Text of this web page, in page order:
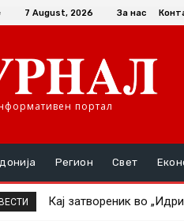
7 August, 2026 За нас
портал
Регион Свет
Кај затвореник во
ТАТКО НАСИЛНИК ГО